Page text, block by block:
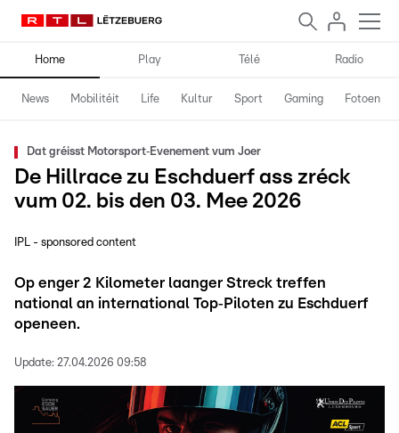
Home Play Télé Radio
News Mobilitéit Life Kultur Sport Gaming Fotoen
Dat gréisst Motorsport‑Evenement vum Joer
De Hillrace zu Eschduerf ass zréck
vum 02. bis den 03. Mee 2026
IPL - sponsored content
Op enger 2 Kilometer laanger Streck treffen
national an international Top‑Piloten zu Eschduerf
openeen.
Update: 27.04.2026 09:58